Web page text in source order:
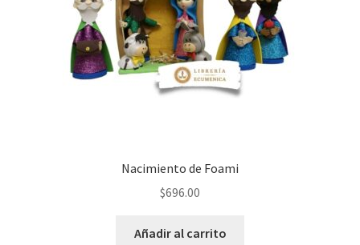
Nacimiento de Foami
$696.00
Añadir al carrito